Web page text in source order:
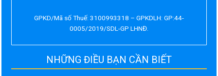
GPKD/Mã số Thuế: 3100993318 – GPKDLH: GP:44-
0005/2019/SDL-GP LHNĐ.
NHỮNG ĐIỀU BẠN CẦN BIẾT